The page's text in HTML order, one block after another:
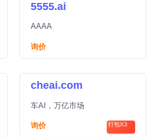
5555.ai
AAAA
询价
cheai.com
车AI，万亿市场
询价 打包X3